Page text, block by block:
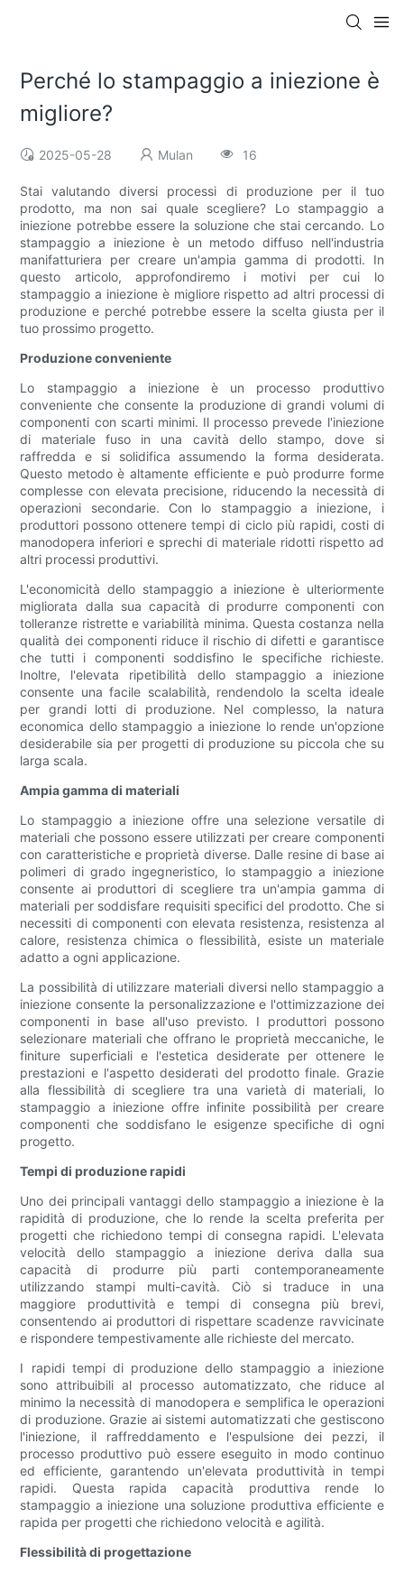
Perché lo stampaggio a iniezione è
migliore?
2025-05-28 Mulan 16
Stai valutando diversi processi di produzione per il tuo
prodotto, ma non sai quale scegliere? Lo stampaggio a
iniezione potrebbe essere la soluzione che stai cercando. Lo
stampaggio a iniezione è un metodo diffuso nell'industria
manifatturiera per creare un'ampia gamma di prodotti. In
questo articolo, approfondiremo i motivi per cui lo
stampaggio a iniezione è migliore rispetto ad altri processi di
produzione e perché potrebbe essere la scelta giusta per il
tuo prossimo progetto.
Produzione conveniente
Lo stampaggio a iniezione è un processo produttivo
conveniente che consente la produzione di grandi volumi di
componenti con scarti minimi. Il processo prevede l'iniezione
di materiale fuso in una cavità dello stampo, dove si
raffredda e si solidifica assumendo la forma desiderata.
Questo metodo è altamente efficiente e può produrre forme
complesse con elevata precisione, riducendo la necessità di
operazioni secondarie. Con lo stampaggio a iniezione, i
produttori possono ottenere tempi di ciclo più rapidi, costi di
manodopera inferiori e sprechi di materiale ridotti rispetto ad
altri processi produttivi.
L'economicità dello stampaggio a iniezione è ulteriormente
migliorata dalla sua capacità di produrre componenti con
tolleranze ristrette e variabilità minima. Questa costanza nella
qualità dei componenti riduce il rischio di difetti e garantisce
che tutti i componenti soddisfino le specifiche richieste.
Inoltre, l'elevata ripetibilità dello stampaggio a iniezione
consente una facile scalabilità, rendendolo la scelta ideale
per grandi lotti di produzione. Nel complesso, la natura
economica dello stampaggio a iniezione lo rende un'opzione
desiderabile sia per progetti di produzione su piccola che su
larga scala.
Ampia gamma di materiali
Lo stampaggio a iniezione offre una selezione versatile di
materiali che possono essere utilizzati per creare componenti
con caratteristiche e proprietà diverse. Dalle resine di base ai
polimeri di grado ingegneristico, lo stampaggio a iniezione
consente ai produttori di scegliere tra un'ampia gamma di
materiali per soddisfare requisiti specifici del prodotto. Che si
necessiti di componenti con elevata resistenza, resistenza al
calore, resistenza chimica o flessibilità, esiste un materiale
adatto a ogni applicazione.
La possibilità di utilizzare materiali diversi nello stampaggio a
iniezione consente la personalizzazione e l'ottimizzazione dei
componenti in base all'uso previsto. I produttori possono
selezionare materiali che offrano le proprietà meccaniche, le
finiture superficiali e l'estetica desiderate per ottenere le
prestazioni e l'aspetto desiderati del prodotto finale. Grazie
alla flessibilità di scegliere tra una varietà di materiali, lo
stampaggio a iniezione offre infinite possibilità per creare
componenti che soddisfano le esigenze specifiche di ogni
progetto.
Tempi di produzione rapidi
Uno dei principali vantaggi dello stampaggio a iniezione è la
rapidità di produzione, che lo rende la scelta preferita per
progetti che richiedono tempi di consegna rapidi. L'elevata
velocità dello stampaggio a iniezione deriva dalla sua
capacità di produrre più parti contemporaneamente
utilizzando stampi multi-cavità. Ciò si traduce in una
maggiore produttività e tempi di consegna più brevi,
consentendo ai produttori di rispettare scadenze ravvicinate
e rispondere tempestivamente alle richieste del mercato.
I rapidi tempi di produzione dello stampaggio a iniezione
sono attribuibili al processo automatizzato, che riduce al
minimo la necessità di manodopera e semplifica le operazioni
di produzione. Grazie ai sistemi automatizzati che gestiscono
l'iniezione, il raffreddamento e l'espulsione dei pezzi, il
processo produttivo può essere eseguito in modo continuo
ed efficiente, garantendo un'elevata produttività in tempi
rapidi. Questa rapida capacità produttiva rende lo
stampaggio a iniezione una soluzione produttiva efficiente e
rapida per progetti che richiedono velocità e agilità.
Flessibilità di progettazione